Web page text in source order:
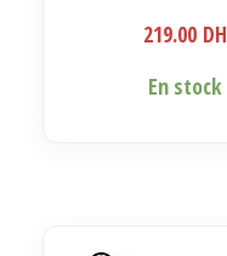
219.00 DH
En stock